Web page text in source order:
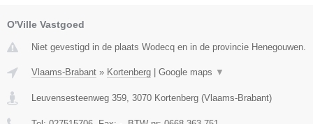
O'Ville Vastgoed
Niet gevestigd in de plaats Wodecq en in de provincie Henegouwen.
Vlaams-Brabant » Kortenberg Google maps ▼
Leuvensesteenweg 359, 3070 Kortenberg (Vlaams-Brabant)